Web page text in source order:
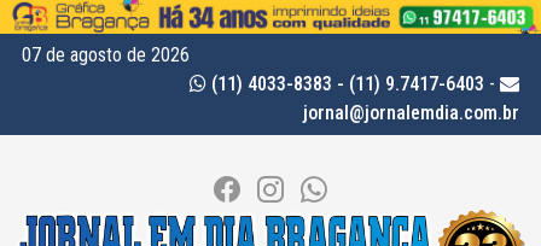
07 de agosto de 2026
(11) 4033-8383 - (11) 9.7417-6403 -
jornal@jornalemdia.com.br